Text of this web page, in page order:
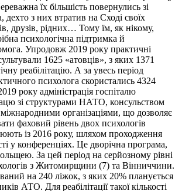
їх більшість повернулись зі
дехто з них втратив на Сході своїх
друзів, рідних… Тому їм, як нікому,
психологічна підтримка й
Упродовж 2019 року практичні
1625 «атовців», з яких 1371
реабілітацію. А за увесь період
психолога скористались 4324
року адміністрація госпіталю
зі структурами НАТО, консульством
організаціями, що дозволяє
фаховий рівень двох психологів
із 2016 року, шляхом проходження
у конференціях. Це дворічна програма,
За цей період на серйозному рівні
з Житомирщини (7) та Вінниччини.
на 240 ліжок, з яких 20% планується
АТО. Для реабілітації такої кількості